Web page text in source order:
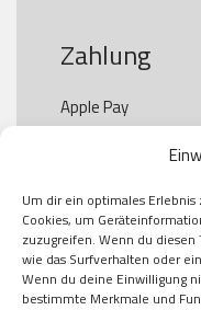
Um dir ein optimales
Cookies, um
zuzugreifen. Wenn du
wie das Surfverhalten oder
Wenn du deine Einwilligung
bestimmte Merkmale und
Zahlung
Apple Pay
Paypal
Kauf auf Rechung
Klarna
American Express